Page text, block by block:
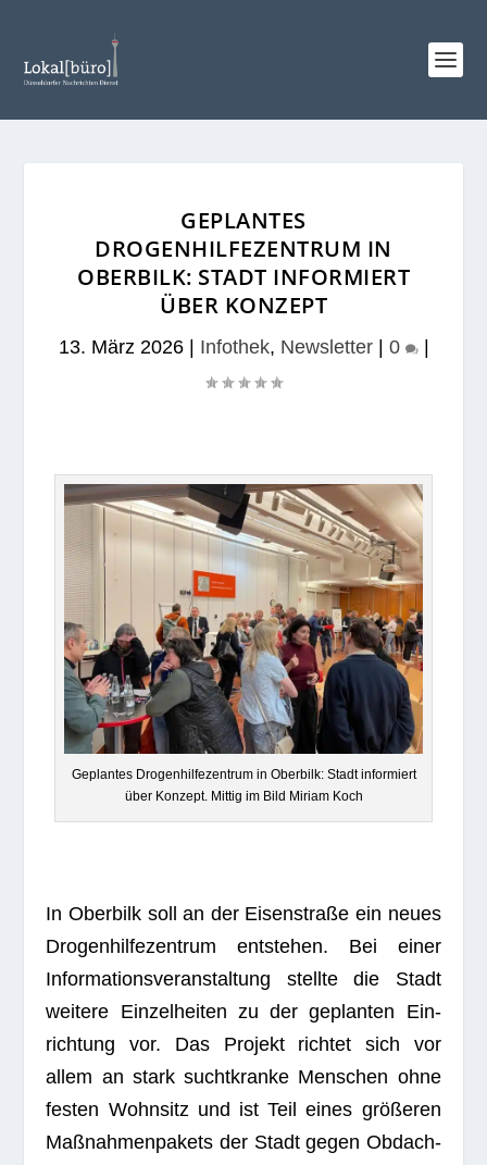
GEPLANTES
DROGENHILFEZENTRUM IN
OBERBILK: STADT INFORMIERT
ÜBER KONZEPT
13. März 2026| Infothek, Newsletter| 0 |
Geplan­tes Dro­gen­hil­fe­zen­trum in Ober­bilk: Stadt infor­miert
über Kon­zept. Mit­tig im Bild Miriam Koch
In Ober­bilk soll an der Eisen­straße ein neues
Dro­gen­hil­fe­zen­trum ent­ste­hen. Bei einer
Infor­ma­ti­ons­ver­an­stal­tung stellte die Stadt
wei­tere Ein­zel­hei­ten zu der geplan­ten Ein­
rich­tung vor. Das Pro­jekt rich­tet sich vor
allem an stark sucht­kranke Men­schen ohne
fes­ten Wohn­sitz und ist Teil eines grö­ße­ren
Maß­nah­men­pa­kets der Stadt gegen Obdach­